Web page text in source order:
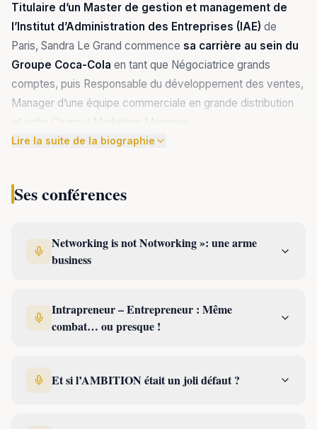
Titulaire d’un Master de gestion et management de
l’Institut d’Administration des Entreprises (IAE) de
Paris, Sandra Le Grand commence sa carrière au sein du
Groupe Coca-Cola en tant que Négociatrice grands
comptes, puis Responsable du développement des ventes,
Manager d’une équipe commerciale en grande distribution
Sandra se lance
ambitieux en
devenu Kalidea,
Lire la suite de la biographie
Ses conférences
Networking is not Notworking »: une arme
business
Intrapreneur – Entrepreneur : Même
combat… ou presque !
Et si l’AMBITION était un joli défaut ?